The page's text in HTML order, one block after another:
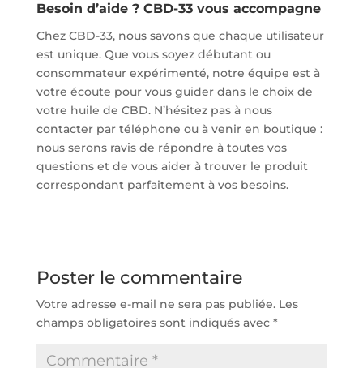
Besoin d’aide ? CBD-33 vous accompagne
Chez CBD-33, nous savons que chaque utilisateur
est unique. Que vous soyez débutant ou
consommateur expérimenté, notre équipe est à
votre écoute pour vous guider dans le choix de
votre huile de CBD. N’hésitez pas à nous
contacter par téléphone ou à venir en boutique :
nous serons ravis de répondre à toutes vos
questions et de vous aider à trouver le produit
correspondant parfaitement à vos besoins.
Poster le commentaire
Votre adresse e-mail ne sera pas publiée. Les
champs obligatoires sont indiqués avec *